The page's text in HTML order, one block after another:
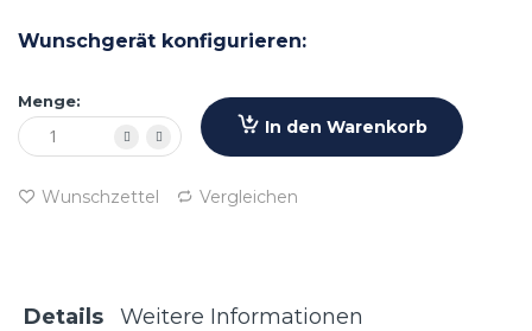
Wunschgerät konfigurieren:
Menge:
In den Warenkorb
Wunschzettel Vergleichen
Details Weitere Informationen